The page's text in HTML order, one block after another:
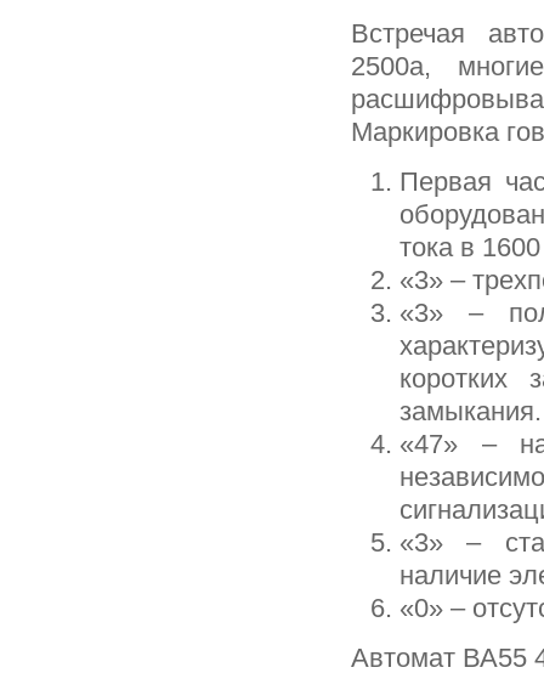
Встречая
2500а,
Маркировка
Первая
тока в
«3» –
«3» –
коротких
замыкания.
«47» –
«3» –
наличие
«0» –
Автомат ВА55